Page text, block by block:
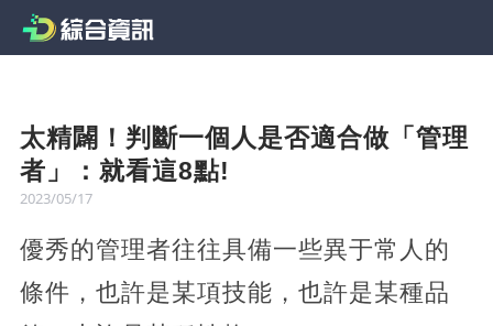
太精闢！判斷一個人是否適合做「管理
者」：就看這8點!
2023/05/17
優秀的管理者往往具備一些異于常人的
條件，也許是某項技能，也許是某種品